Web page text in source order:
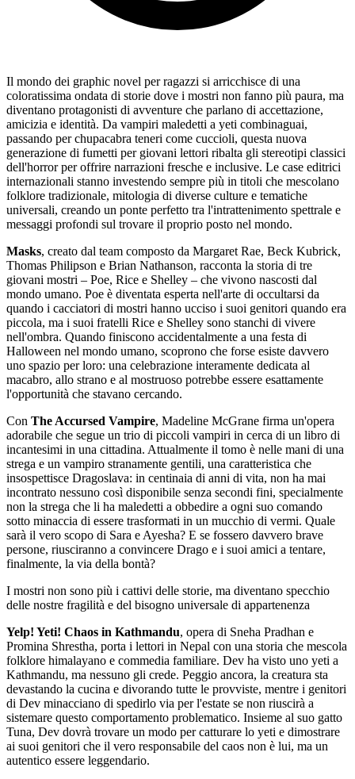
Il mondo dei graphic novel per ragazzi si arricchisce di una
coloratissima ondata di storie dove i mostri non fanno più paura, ma
diventano protagonisti di avventure che parlano di accettazione,
amicizia e identità. Da vampiri maledetti a yeti combinaguai,
passando per chupacabra teneri come cuccioli, questa nuova
generazione di fumetti per giovani lettori ribalta gli stereotipi classici
dell'horror per offrire narrazioni fresche e inclusive. Le case editrici
internazionali stanno investendo sempre più in titoli che mescolano
folklore tradizionale, mitologia di diverse culture e tematiche
universali, creando un ponte perfetto tra l'intrattenimento spettrale e
messaggi profondi sul trovare il proprio posto nel mondo.
Masks, creato dal team composto da Margaret Rae, Beck Kubrick,
Thomas Philipson e Brian Nathanson, racconta la storia di tre
giovani mostri – Poe, Rice e Shelley – che vivono nascosti dal
mondo umano. Poe è diventata esperta nell'arte di occultarsi da
quando i cacciatori di mostri hanno ucciso i suoi genitori quando era
piccola, ma i suoi fratelli Rice e Shelley sono stanchi di vivere
nell'ombra. Quando finiscono accidentalmente a una festa di
Halloween nel mondo umano, scoprono che forse esiste davvero
uno spazio per loro: una celebrazione interamente dedicata al
macabro, allo strano e al mostruoso potrebbe essere esattamente
l'opportunità che stavano cercando.
Con The Accursed Vampire, Madeline McGrane firma un'opera
adorabile che segue un trio di piccoli vampiri in cerca di un libro di
incantesimi in una cittadina. Attualmente il tomo è nelle mani di una
strega e un vampiro stranamente gentili, una caratteristica che
insospettisce Dragoslava: in centinaia di anni di vita, non ha mai
incontrato nessuno così disponibile senza secondi fini, specialmente
non la strega che li ha maledetti a obbedire a ogni suo comando
sotto minaccia di essere trasformati in un mucchio di vermi. Quale
sarà il vero scopo di Sara e Ayesha? E se fossero davvero brave
persone, riusciranno a convincere Drago e i suoi amici a tentare,
finalmente, la via della bontà?
I mostri non sono più i cattivi delle storie, ma diventano specchio
delle nostre fragilità e del bisogno universale di appartenenza
Yelp! Yeti! Chaos in Kathmandu, opera di Sneha Pradhan e
Promina Shrestha, porta i lettori in Nepal con una storia che mescola
folklore himalayano e commedia familiare. Dev ha visto uno yeti a
Kathmandu, ma nessuno gli crede. Peggio ancora, la creatura sta
devastando la cucina e divorando tutte le provviste, mentre i genitori
di Dev minacciano di spedirlo via per l'estate se non riuscirà a
sistemare questo comportamento problematico. Insieme al suo gatto
Tuna, Dev dovrà trovare un modo per catturare lo yeti e dimostrare
ai suoi genitori che il vero responsabile del caos non è lui, ma un
autentico essere leggendario.